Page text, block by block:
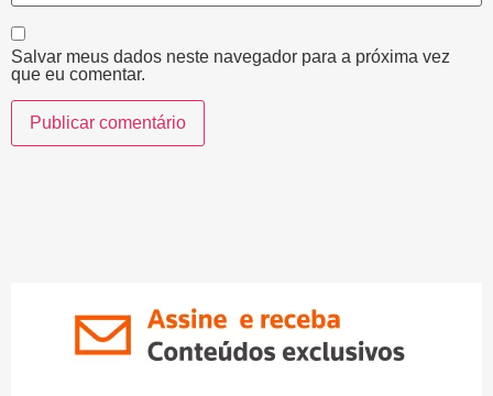
Salvar meus dados neste navegador para a próxima vez
que eu comentar.